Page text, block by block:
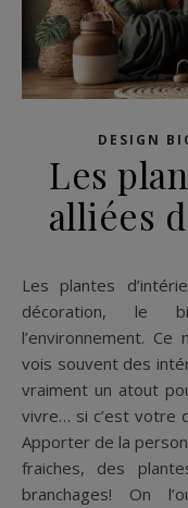
DESIGN
Les
alliées
Les plantes d’intérieur sont d’excellents alliés pour la
décoration, le
l’environnement.
vois souvent des
vraiment un atout
vivre… si c’est votre
Apporter de la
fraiches, des
branchages! On